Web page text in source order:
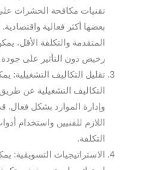
تقنيات مكافحة الحشرات
بعضها أكثر فعالية
المتقدمة والتكلفة الأقل،
رخيص دون التأثير على جودة
تقليل التكاليف التشغيلية:
التكاليف التشغيلية عن
وإدارة الموارد بشكل فعال.
اللازم للفنيين واستخدام
التكلفة.
الاستراتيجيات التسويقية: